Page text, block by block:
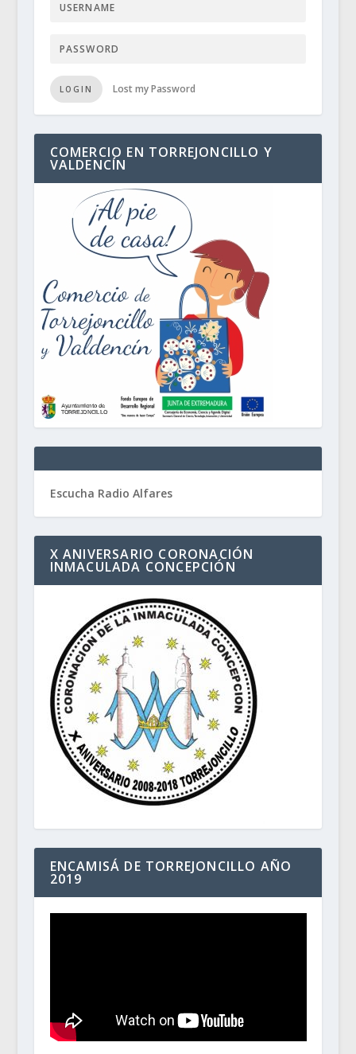
LOGIN Lost my Password
COMERCIO EN TORREJONCILLO Y
VALDENCÍN
Escucha Radio Alfares
X ANIVERSARIO CORONACIÓN
INMACULADA CONCEPCIÓN
ENCAMISÁ DE TORREJONCILLO AÑO
2019